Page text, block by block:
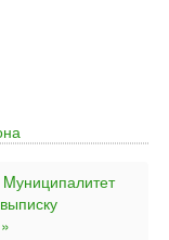
Mуниципалитет